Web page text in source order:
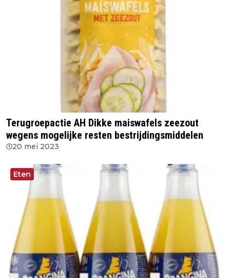
Terugroepactie AH Dikke maiswafels zeezout
wegens mogelijke resten bestrijdingsmiddelen
20 mei 2023
Eten